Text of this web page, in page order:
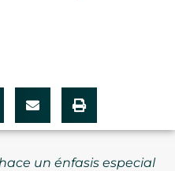
un énfasis especial